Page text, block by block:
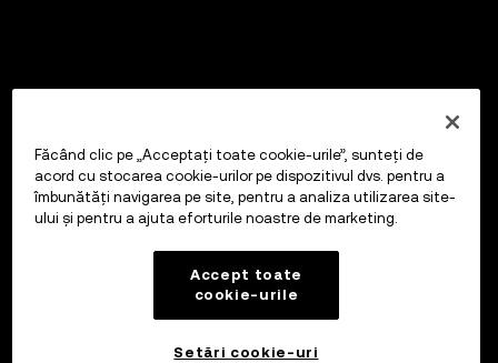
Făcând clic pe „Acceptați toate cookie-urile”, sunteți de
acord cu stocarea cookie-urilor pe dispozitivul dvs. pentru a
îmbunătăți navigarea pe site, pentru a analiza utilizarea site-
ului și pentru a ajuta eforturile noastre de marketing.
Accept toate
cookie-urile
Setări cookie-uri